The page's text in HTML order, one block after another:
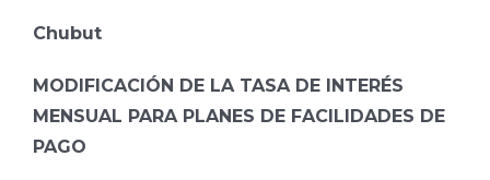
Chubut
MODIFICACIÓN DE LA TASA DE INTERÉS
MENSUAL PARA PLANES DE FACILIDADES DE
PAGO